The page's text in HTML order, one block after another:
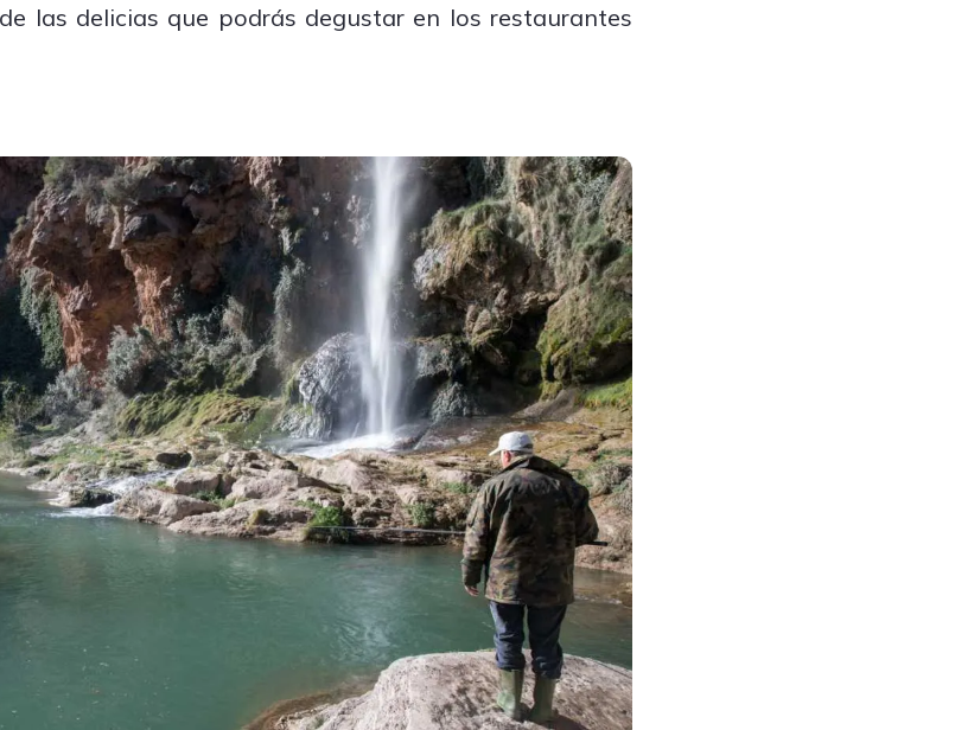
las delicias que podrás degustar en los restaurantes